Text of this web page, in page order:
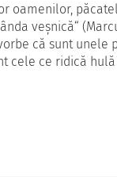
oamenilor,
veşnică“
că sunt
cele ce ridică